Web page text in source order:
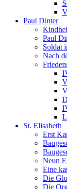
Paul Dinter
Paul
Soldat
Nach
St. Elisabeth
Erst
Neun
Eine
Die
Die